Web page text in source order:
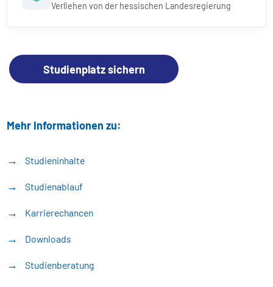
Verliehen von der hessischen Landesregierung
Studienplatz sichern
Mehr Informationen zu:
Studieninhalte
Studienablauf
Karrierechancen
Downloads
Studienberatung